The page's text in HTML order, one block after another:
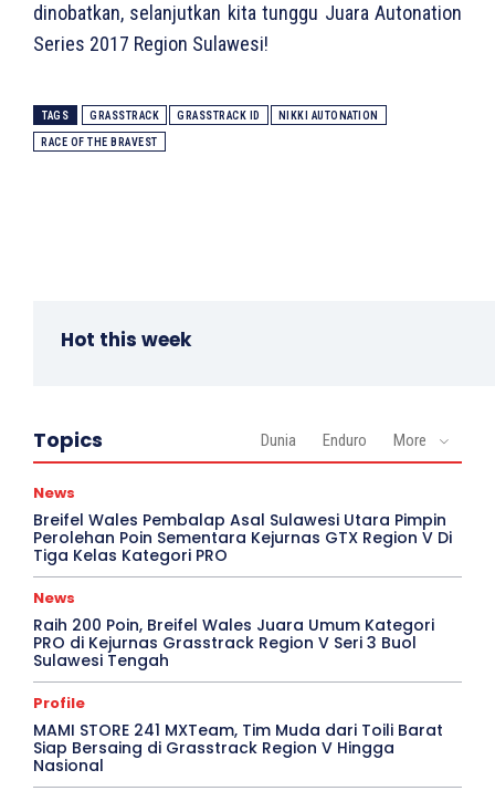
dinobatkan, selanjutkan kita tunggu Juara Autonation
Series 2017 Region Sulawesi!
TAGS GRASSTRACK GRASSTRACK ID NIKKI AUTONATION
RACE OF THE BRAVEST
Hot this week
Topics Dunia Enduro More
News
Breifel Wales Pembalap Asal Sulawesi Utara Pimpin
Perolehan Poin Sementara Kejurnas GTX Region V Di
Tiga Kelas Kategori PRO
News
Raih 200 Poin, Breifel Wales Juara Umum Kategori
PRO di Kejurnas Grasstrack Region V Seri 3 Buol
Sulawesi Tengah
Profile
MAMI STORE 241 MXTeam, Tim Muda dari Toili Barat
Siap Bersaing di Grasstrack Region V Hingga
Nasional